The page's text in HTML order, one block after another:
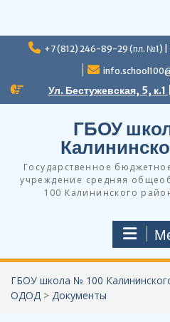
Перейти
+7 (812) 246-89-29 (пл. №1)
Ул. Бестужевская, 5,
ГБОУ
Государственное
учреждение средняя
100 Калининского
ГБОУ школа № 100
ОДОД > Документы